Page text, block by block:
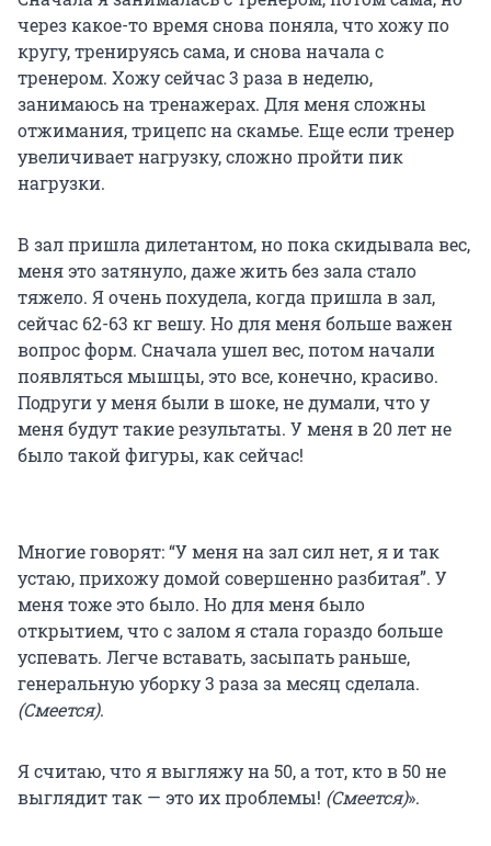
через какое-то время снова поняла, что хожу по
кругу, тренируясь сама, и снова начала с
тренером. Хожу сейчас 3 раза в неделю,
занимаюсь на тренажерах. Для меня сложны
отжимания, трицепс на скамье. Еще если тренер
увеличивает нагрузку, сложно пройти пик
нагрузки.
В зал пришла дилетантом, но пока скидывала вес,
меня это затянуло, даже жить без зала стало
тяжело. Я очень похудела, когда пришла в зал,
сейчас 62-63 кг вешу. Но для меня больше важен
вопрос форм. Сначала ушел вес, потом начали
появляться мышцы, это все, конечно, красиво.
Подруги у меня были в шоке, не думали, что у
меня будут такие результаты. У меня в 20 лет не
было такой фигуры, как сейчас!
Многие говорят: “У меня на зал сил нет, я и так
устаю, прихожу домой совершенно разбитая”. У
меня тоже это было. Но для меня было
открытием, что с залом я стала гораздо больше
успевать. Легче вставать, засыпать раньше,
генеральную уборку 3 раза за месяц сделала.
(Смеется).
Я считаю, что я выгляжу на 50, а тот, кто в 50 не
выглядит так — это их проблемы! (Смеется)».